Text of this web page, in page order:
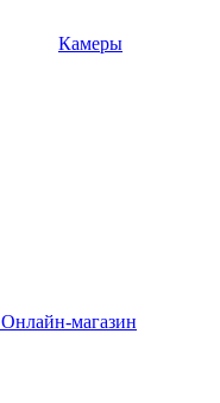
Камеры
Онлайн-магазин